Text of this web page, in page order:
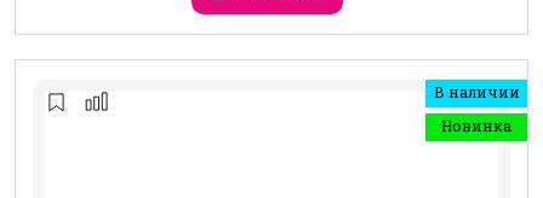
В наличии
Новинка